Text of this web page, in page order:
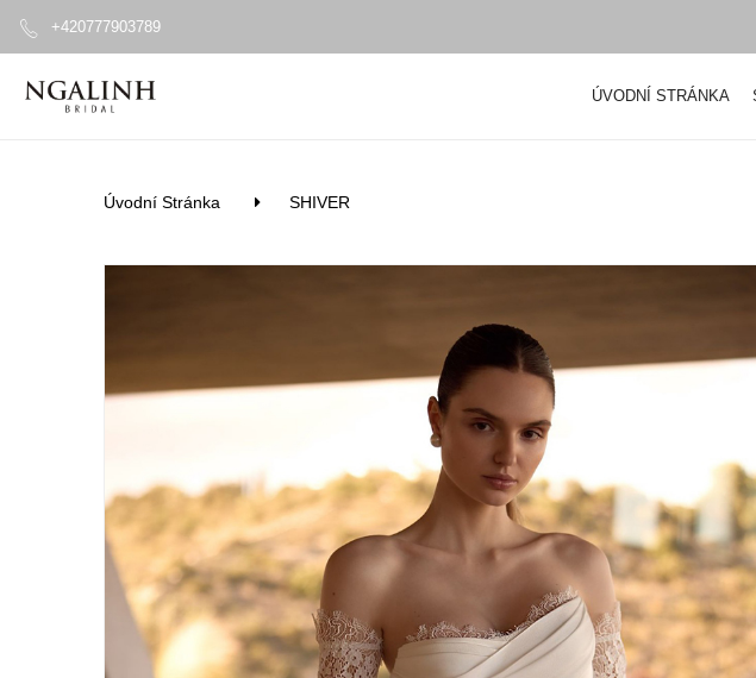
+420777903789
ÚVODNÍ STRÁNKA
Úvodní Stránka SHIVER